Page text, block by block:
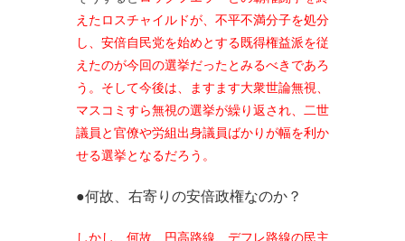
えたロスチャイルドが、不平不満分子を処分
し、安倍自民党を始めとする既得権益派を従
えたのが今回の選挙だったとみるべきであろ
う。そして今後は、ますます大衆世論無視、
マスコミすら無視の選挙が繰り返され、二世
議員と官僚や労組出身議員ばかりが幅を利か
せる選挙となるだろう。
●何故、右寄りの安倍政権なのか？
しかし、何故、円高路線、デフレ路線の民主